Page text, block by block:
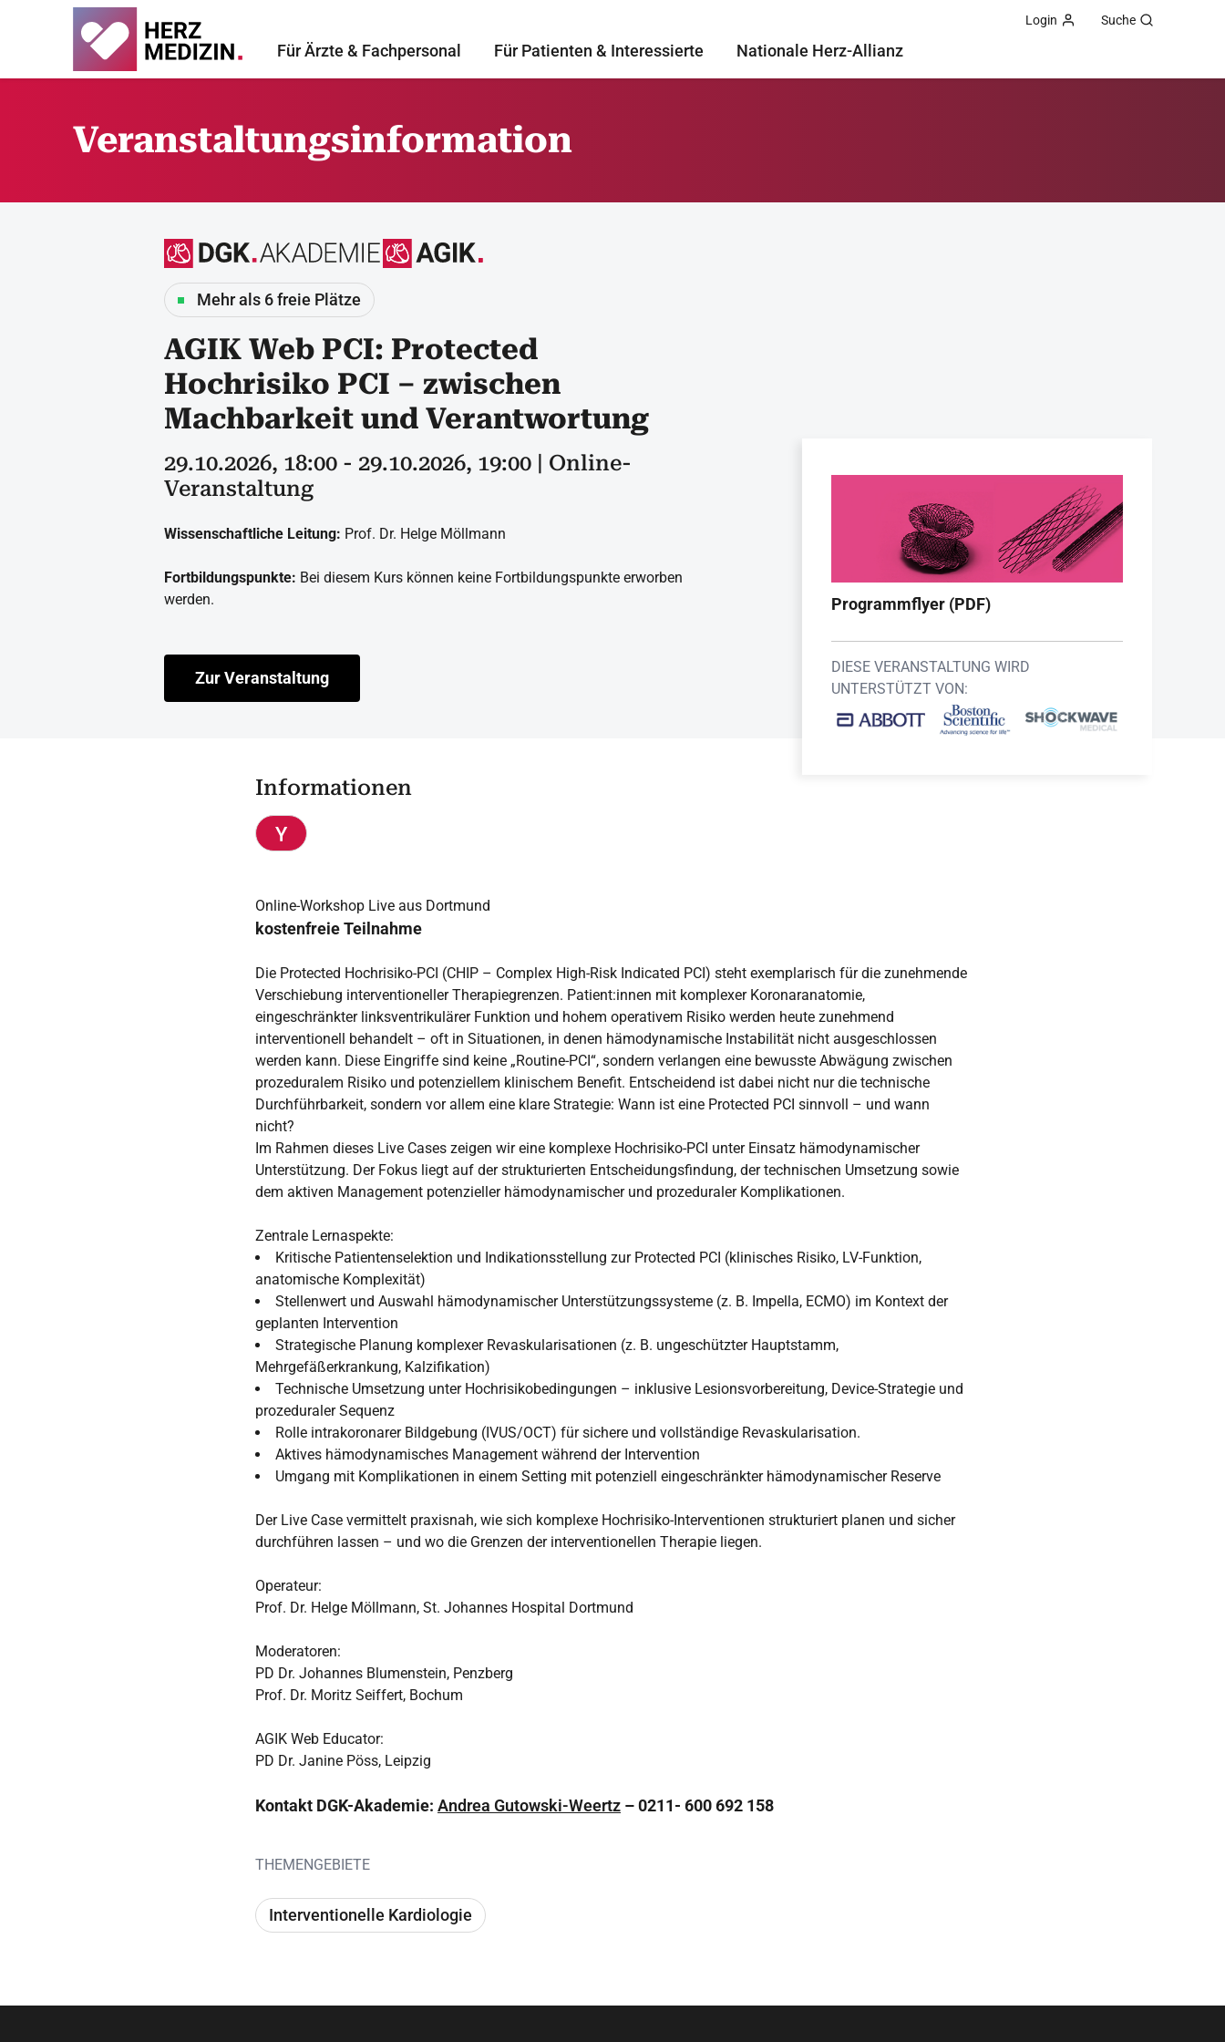
Für Ärzte & Fachpersonal Für Patienten & Interessierte Nationale Herz-Allianz
Login Suche
Veranstaltungsinformation
Mehr als 6 freie Plätze
AGIK Web PCI: Protected
Hochrisiko PCI – zwischen
Machbarkeit und Verantwortung
29.10.2026, 18:00 - 29.10.2026, 19:00 | Online-
Veranstaltung
Wissenschaftliche Leitung: Prof. Dr. Helge Möllmann
Fortbildungspunkte: Bei diesem Kurs können keine Fortbildungspunkte erworben
werden.
Zur Veranstaltung
Programmflyer (PDF)
DIESE VERANSTALTUNG WIRD
UNTERSTÜTZT VON:
Informationen
Online-Workshop Live aus Dortmund
kostenfreie Teilnahme
Die Protected Hochrisiko-PCI (CHIP – Complex High-Risk Indicated PCI) steht exemplarisch für die zunehmende
Verschiebung interventioneller Therapiegrenzen. Patient:innen mit komplexer Koronaranatomie,
eingeschränkter linksventrikulärer Funktion und hohem operativem Risiko werden heute zunehmend
interventionell behandelt – oft in Situationen, in denen hämodynamische Instabilität nicht ausgeschlossen
werden kann. Diese Eingriffe sind keine „Routine-PCI“, sondern verlangen eine bewusste Abwägung zwischen
prozeduralem Risiko und potenziellem klinischem Benefit. Entscheidend ist dabei nicht nur die technische
Durchführbarkeit, sondern vor allem eine klare Strategie: Wann ist eine Protected PCI sinnvoll – und wann
nicht?
Im Rahmen dieses Live Cases zeigen wir eine komplexe Hochrisiko-PCI unter Einsatz hämodynamischer
Unterstützung. Der Fokus liegt auf der strukturierten Entscheidungsfindung, der technischen Umsetzung sowie
dem aktiven Management potenzieller hämodynamischer und prozeduraler Komplikationen.
Zentrale Lernaspekte:
Kritische Patientenselektion und Indikationsstellung zur Protected PCI (klinisches Risiko, LV-Funktion,
anatomische Komplexität)
Stellenwert und Auswahl hämodynamischer Unterstützungssysteme (z. B. Impella, ECMO) im Kontext der
geplanten Intervention
Strategische Planung komplexer Revaskularisationen (z. B. ungeschützter Hauptstamm,
Mehrgefäßerkrankung, Kalzifikation)
Technische Umsetzung unter Hochrisikobedingungen – inklusive Lesionsvorbereitung, Device-Strategie und
prozeduraler Sequenz
Rolle intrakoronarer Bildgebung (IVUS/OCT) für sichere und vollständige Revaskularisation.
Aktives hämodynamisches Management während der Intervention
Umgang mit Komplikationen in einem Setting mit potenziell eingeschränkter hämodynamischer Reserve
Der Live Case vermittelt praxisnah, wie sich komplexe Hochrisiko-Interventionen strukturiert planen und sicher
durchführen lassen – und wo die Grenzen der interventionellen Therapie liegen.
Operateur:
Prof. Dr. Helge Möllmann, St. Johannes Hospital Dortmund
Moderatoren:
PD Dr. Johannes Blumenstein, Penzberg
Prof. Dr. Moritz Seiffert, Bochum
AGIK Web Educator:
PD Dr. Janine Pöss, Leipzig
Kontakt DGK-Akademie: Andrea Gutowski-Weertz – 0211- 600 692 158
THEMENGEBIETE
Interventionelle Kardiologie